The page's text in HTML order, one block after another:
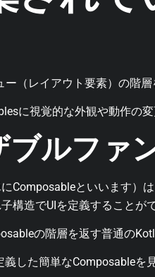
（レイアウト要素）の階
に視覚的な外観や動作の
ブルファ
Composableといいます）
構造でUIを定義することが
の階層を返す普通の
した簡単なComposableを